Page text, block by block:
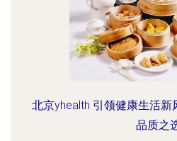
北京yhealth 引领健康生活
品质之